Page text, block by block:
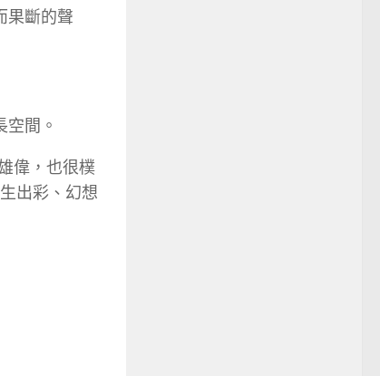
果斷的聲
間。
偉，也很樸
出彩、幻想